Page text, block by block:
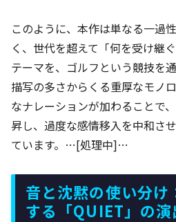
このように、本作は単なる一過
く、世代を超えて「何を受け継
テーマを、ゴルフという競技を
描写の多さからくる重厚なモノ
なナレーションが加わることで
昇し、過度な感情移入を中和さ
ています。…[処理中]…
音と沈黙の使い分け
する「QUIET」の演